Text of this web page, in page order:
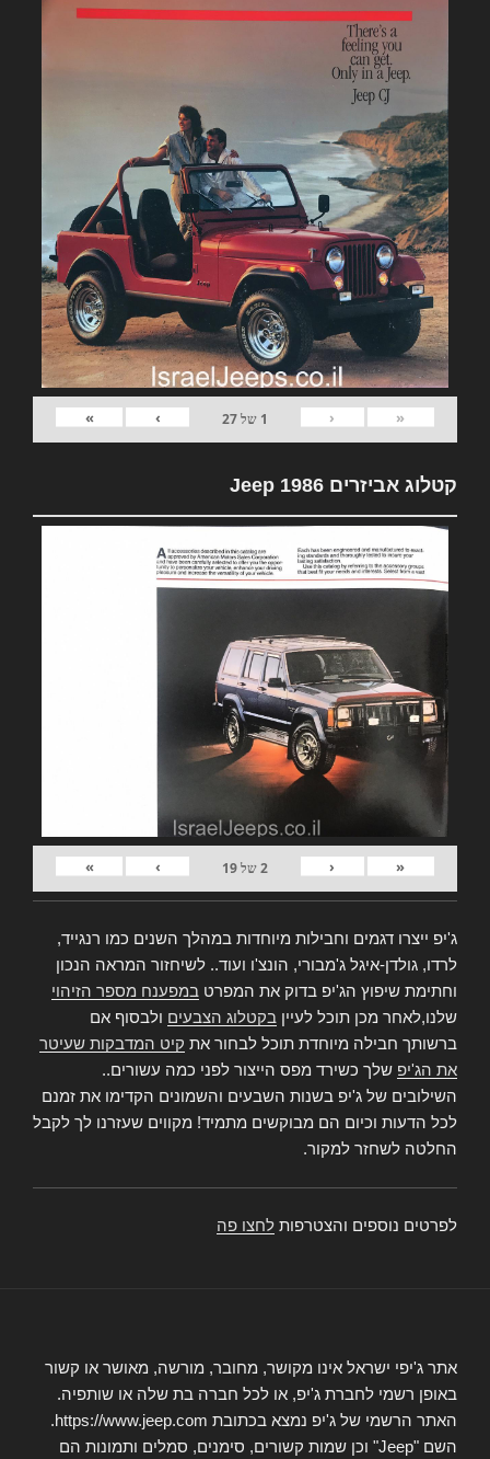
«
‹
1 של27
›
»
קטלוג אביזרים Jeep 1986
«
‹
2של19
›
»
ג'יפ ייצרו דגמים וחבילות מיוחדות במהלך השנים כמו רנגייד,
לרדו, גולדן-איגל ג'מבורי, הונצ'ו ועוד.. לשיחזור המראה הנכון
וחתימת שיפוץ הג'יפ בדוק את המפרט במפענח מספר הזיהוי
שלנו,לאחר מכן תוכל לעיין בקטלוג הצבעים ולבסוף אם
ברשותך חבילה מיוחדת תוכל לבחור את קיט המדבקות שעיטר
את הג'יפ שלך כשירד מפס הייצור לפני כמה עשורים..
השילובים של ג'יפ בשנות השבעים והשמונים הקדימו את זמנם
לכל הדעות וכיום הם מבוקשים מתמיד! מקווים שעזרנו לך לקבל
החלטה לשחזר למקור.
לפרטים נוספים והצטרפות לחצו פה
אתר ג'יפי ישראל אינו מקושר, מחובר, מורשה, מאושר או קשור
באופן רשמי לחברת ג'יפ, או לכל חברה בת שלה או שותפיה.
האתר הרשמי של ג'יפ נמצא בכתובת https://www.jeep.com.
השם "Jeep" וכן שמות קשורים, סימנים, סמלים ותמונות הם